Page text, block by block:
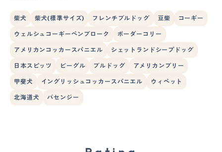
柴犬 柴犬(標準サイズ) フレンチブルドッグ 豆柴 コーギー
ウェルシュコーギーペンブローク ボーダーコリー
アメリカンコッカースパニエル シェットランドシープドッグ
日本スピッツ ビーグル ブルドッグ アメリカンブリー
甲斐犬 イングリッシュコッカースパニエル ウィペット
北海道犬 バセンジー